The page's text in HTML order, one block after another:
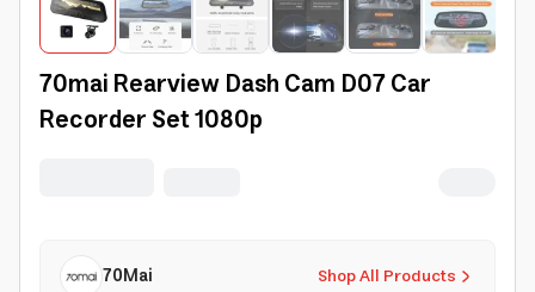
70mai Rearview Dash Cam D07 Car
Recorder Set 1080p
Shop All Products
70Mai